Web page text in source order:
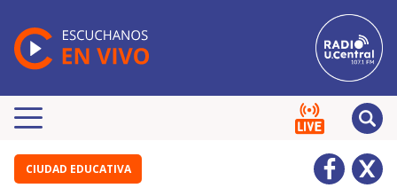
CIUDAD EDUCATIVA